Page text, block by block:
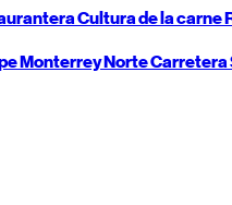
Cultura de la carne
MonterreyNorteCarretera